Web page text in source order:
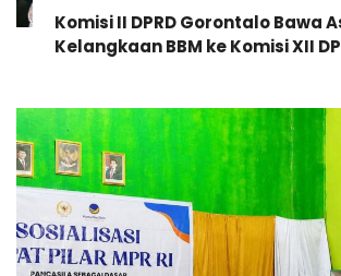
Komisi II DPRD Gorontalo Bawa
Kelangkaan BBM ke Komisi XII